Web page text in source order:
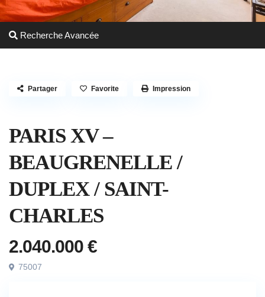
Recherche Avancée
PARIS XV –
BEAUGRENELLE /
DUPLEX / SAINT-
CHARLES
2.040.000 €
75007
Partager Favorite Impression